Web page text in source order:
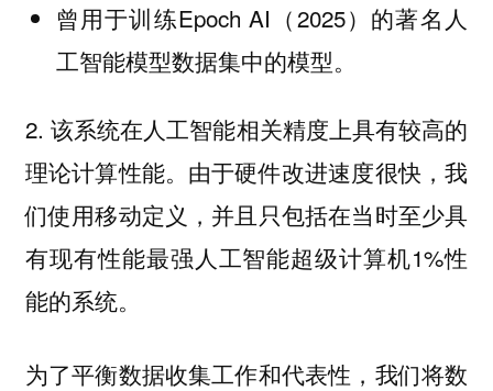
曾用于训练Epoch AI（2025）的著名人
工智能模型数据集中的模型。
2. 该系统在人工智能相关精度上具有较高的
理论计算性能。由于硬件改进速度很快，我
们使用移动定义，并且只包括在当时至少具
有现有性能最强人工智能超级计算机1%性
能的系统。
为了平衡数据收集工作和代表性，我们将数